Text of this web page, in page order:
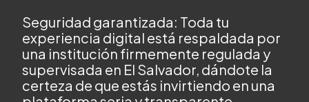
Seguridad garantizada: Toda tu
experiencia digital está respaldada por
una institución firmemente regulada y
supervisada en El Salvador, dándote la
certeza de que estás invirtiendo en una